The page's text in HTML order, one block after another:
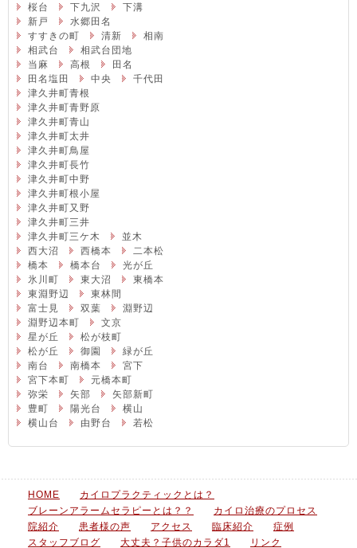
桜台
下九沢
下溝
新戸
水郷田名
すすきの町
清新
相南
相武台
相武台団地
当麻
高根
田名
田名塩田
中央
千代田
津久井町青根
津久井町青野原
津久井町青山
津久井町太井
津久井町鳥屋
津久井町長竹
津久井町中野
津久井町根小屋
津久井町又野
津久井町三井
津久井町三ケ木
並木
西大沼
西橋本
二本松
橋本
橋本台
光が丘
氷川町
東大沼
東橋本
東淵野辺
東林間
富士見
双葉
淵野辺
淵野辺本町
文京
星が丘
松が枝町
松が丘
御園
緑が丘
南台
南橋本
宮下
宮下本町
元橋本町
弥栄
矢部
矢部新町
豊町
陽光台
横山
横山台
由野台 若松
HOME
カイロプラクティックとは？
ブレーンアラームセラピーとは？？
カイロ治療のプロセス
院紹介
患者様の声 アクセス 臨床紹介
症例
スタッフブログ
大丈夫？子供のカラダ1 リンク